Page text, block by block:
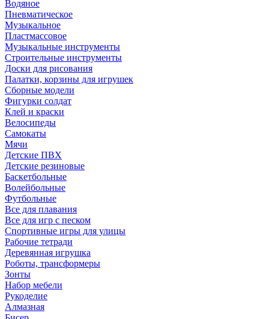
Водяное
Пневматическое
Музыкальное
Пластмассовое
Музыкальные инструменты
Строительные инструменты
Доски для рисования
Палатки, корзины для игрушек
Сборные модели
Фигурки солдат
Клей и краски
Велосипеды
Самокаты
Мячи
Детские ПВХ
Детские резиновые
Баскетбольные
Волейбольные
Футбольные
Все для плавания
Все для игр с песком
Спортивные игры для улицы
Рабочие тетради
Деревянная игрушка
Роботы, трансформеры
Зонты
Набор мебели
Рукоделие
Алмазная